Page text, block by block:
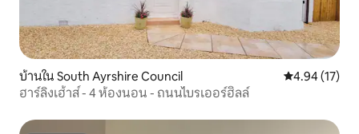
บ้านใน South Ayrshire Council คะแนนเฉลี่ย
4.94 (17)
ฮาร์ลิงเฮ้าส์ - 4 ห้องนอน - ถนนไบรเออร์ฮิลล์